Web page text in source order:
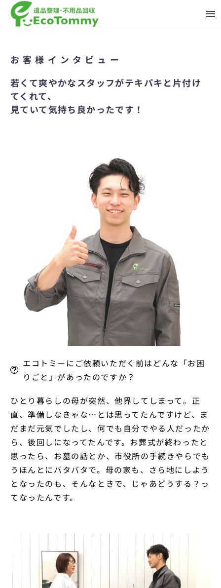
お客様インタビュー
若くて爽やかなスタッフがテキパキと片付け
てくれて、
見ていて気持ち良かったです！
エコトミーにご依頼いただく前はどんな「お困
りごと」があったのですか？
ひとり暮らしの母が突然、他界してしまって。正
直、準備しなきゃな…とは思ってたんですけど、ま
だまだ元気でしたし、何でも自分でやる人だったか
ら、後回しになってたんです。お葬式が終わったと
思ったら、お墓の話とか、市役所の手続きやらでも
うほんとにバタバタで。母の家も、さら地にしよう
となったのも、そんなときで、じゃあどうする？っ
てなったんです。